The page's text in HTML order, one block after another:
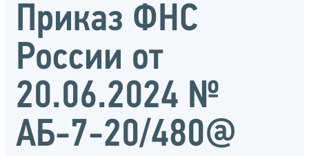
Приказ ФНС
России от
20.06.2024 №
АБ-7-20/480@